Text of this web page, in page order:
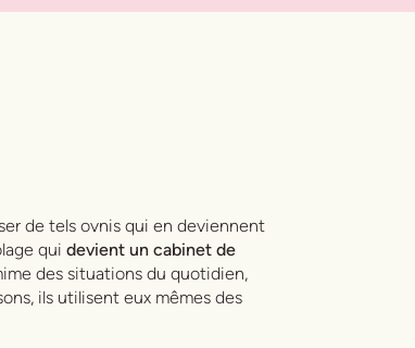
de tels ovnis qui en deviennent
qui devient un cabinet de
des situations du quotidien,
ils utilisent eux mêmes des